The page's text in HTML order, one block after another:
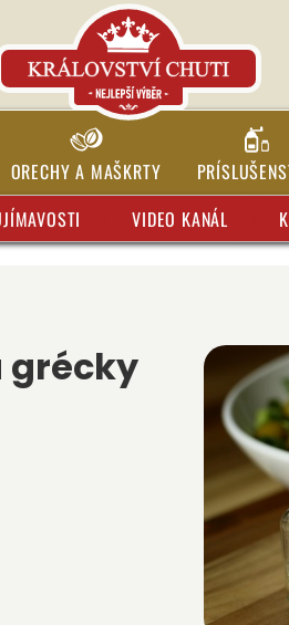
ORECHY A MAŠKRTY
VIDEO KANÁL
grécky